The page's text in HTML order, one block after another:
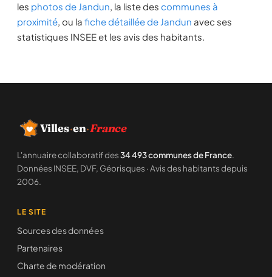
les photos de Jandun, la liste des communes à
proximité, ou la fiche détaillée de Jandun avec ses
statistiques INSEE et les avis des habitants.
Villes·en·France
L'annuaire collaboratif des34 493 communes de France.
Données INSEE, DVF, Géorisques · Avis des habitants depuis
2006.
LE SITE
Sources des données
Partenaires
Charte de modération